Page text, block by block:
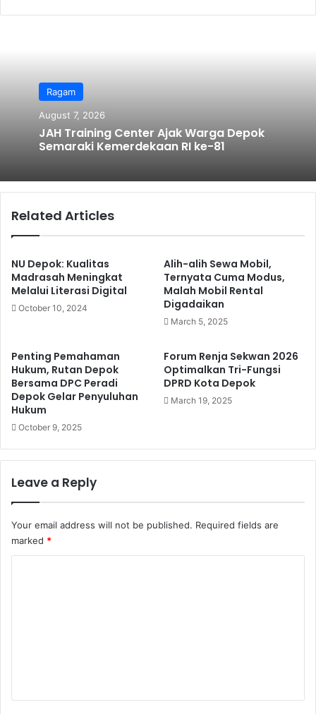
Ragam
August 7, 2026
JAH Training Center Ajak Warga Depok
Semaraki Kemerdekaan RI ke-81
Related Articles
NU Depok: Kualitas
Madrasah Meningkat
Melalui Literasi Digital
October 10, 2024
Alih-alih Sewa Mobil,
Ternyata Cuma Modus,
Malah Mobil Rental
Digadaikan
March 5, 2025
Penting Pemahaman
Hukum, Rutan Depok
Bersama DPC Peradi
Depok Gelar Penyuluhan
Hukum
October 9, 2025
Forum Renja Sekwan 2026
Optimalkan Tri-Fungsi
DPRD Kota Depok
March 19, 2025
Leave a Reply
Your email address will not be published. Required fields are
marked *